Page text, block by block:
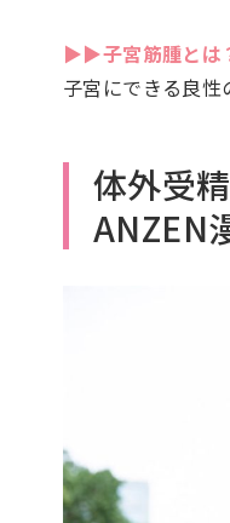
▶▶子宮筋腫とは
子宮にできる良性
体外受
ANZEN